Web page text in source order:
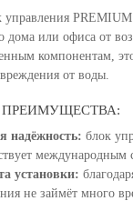
управления
дома или офиса от
компонентам,
от воды.
надёжность: блок
международным
установки:
не займёт много